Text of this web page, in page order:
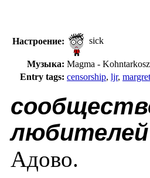
Настроение: sick
Музыка: Magma -
Entry tags: censorship, ljr,
Адово.